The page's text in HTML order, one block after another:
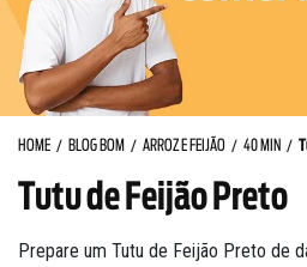
HOME BLOG BOM ARROZ E FEIJÃO 40 MIN
Tutu de Feijão Preto
Prepare um Tutu de Feijão Preto de